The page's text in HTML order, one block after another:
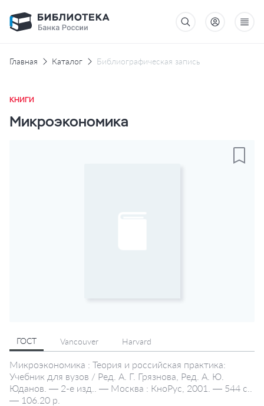
Главная Каталог Библиографическая запись
КНИГИ
Микроэкономика
ГОСТ Vancouver Harvard
Микроэкономика : Теория и российская практика:
Учебник для вузов / Ред. А. Г. Грязнова, Ред. А. Ю.
Юданов. — 2-е изд.. — Москва : КноРус, 2001. — 544 с..
— 106.20 р.